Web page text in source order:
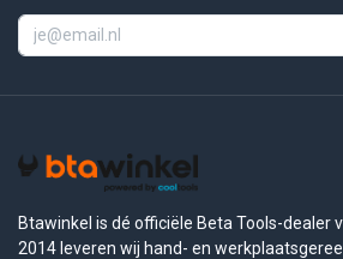
Btawinkel is dé officiële Beta Tools-dealer
2014 leveren wij hand- en